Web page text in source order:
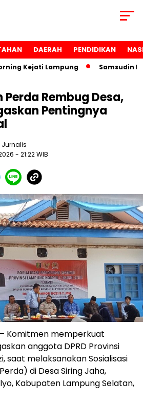
DAERAH PENDIDIKAN
Kejati Lampung Samsudin
Rembug Desa,
Pentingnya
- 21:22 WIB
– Komitmen memperkuat
anggota DPRD Provinsi
saat melaksanakan Sosialisasi
di Desa Siring Jaha,
Kabupaten Lampung Selatan,